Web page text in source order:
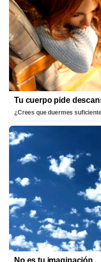
Tu cuerpo pide
¿Crees que duermes
No es tu imaginación